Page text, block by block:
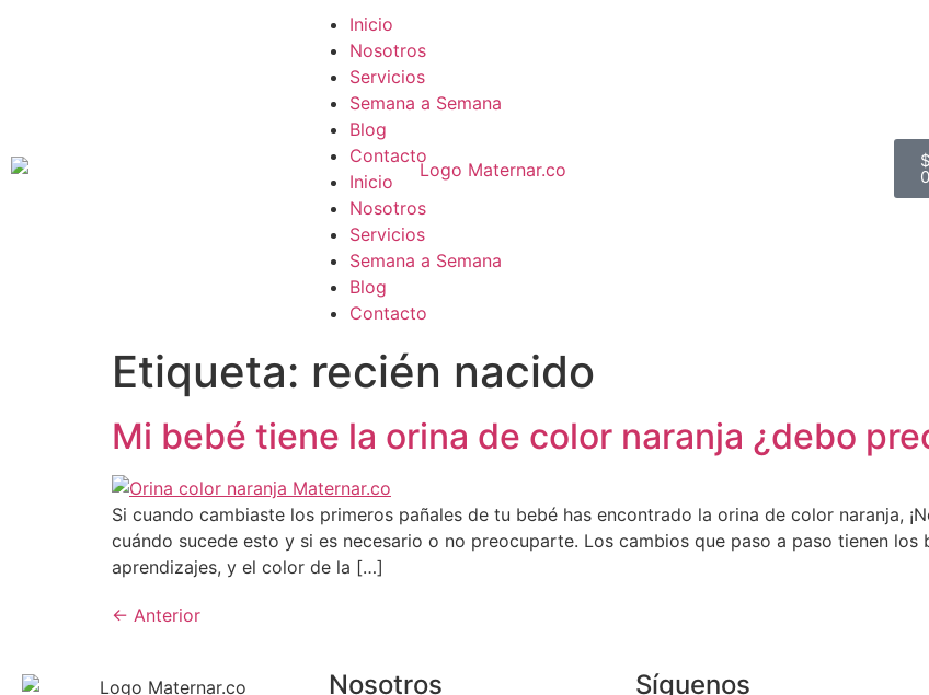
Inicio
Nosotros
Servicios
Semana a Semana
Blog
Contacto
Inicio
Nosotros
Servicios
Semana a Semana
Blog
Contacto
$
0
Etiqueta: recién nacido
Mi bebé tiene la orina de color naranja ¿debo
Si cuando cambiaste los primeros pañales de tu bebé has encontrado la orina de color naranja,
cuándo sucede esto y si es necesario o no preocuparte. Los cambios que paso a paso tienen los
aprendizajes, y el color de la […]
← Anterior
Nosotros Síguenos